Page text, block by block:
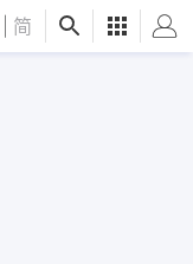
简